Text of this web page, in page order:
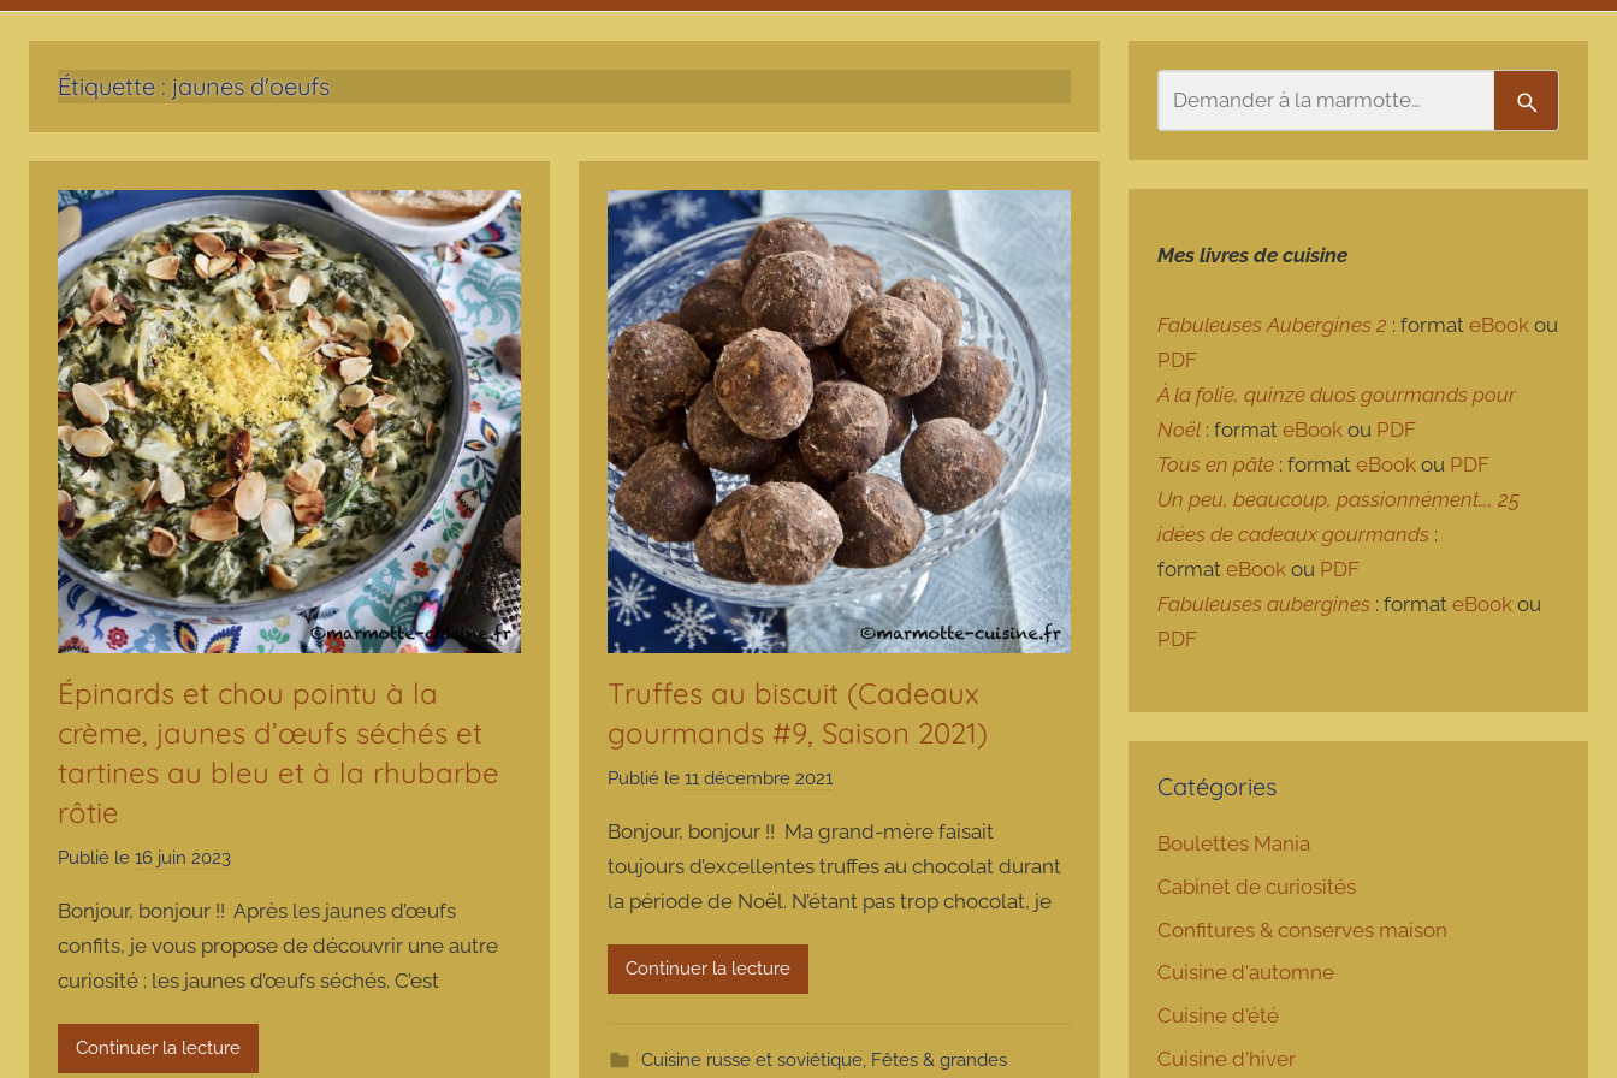
Étiquette : jaunes d'oeufs
Épinards et chou pointu à la
crème, jaunes d’œufs séchés et
tartines au bleu et à la rhubarbe
rôtie
Publié le 16 juin 2023
r
m
a
m
Bonjour, bonjour !! Après les jaunes d’œufs
confits, je vous propose de découvrir une autre
curiosité : les jaunes d’œufs séchés. C’est
Continuer la lecture
Truffes au biscuit (Cadeaux
gourmands #9, Saison 2021)
Publié le11 décembre 2021
r
m
a
t
Bonjour, bonjour !! Ma grand-mère faisait
toujours d’excellentes truffes au chocolat durant
la période de Noël. N’étant pas trop chocolat, je
Continuer la lecture
Cuisine russe et soviétique, Fêtes & grandes
Mes livres de cuisine
Fabuleuses Aubergines 2 : formateBook ou
PDF
À la folie, quinze duos gourmands pour
Noël : formateBook ou PDF
Tous en pâte : formateBook ou PDF
Un peu, beaucoup, passionnément…, 25
idées de cadeaux gourmands :
formateBook ou PDF
Fabuleuses aubergines : formateBook ou
PDF
Catégories
Boulettes Mania
Cabinet de curiosités
Confitures & conserves maison
Cuisine d'automne
Cuisine d'été
Cuisine d'hiver